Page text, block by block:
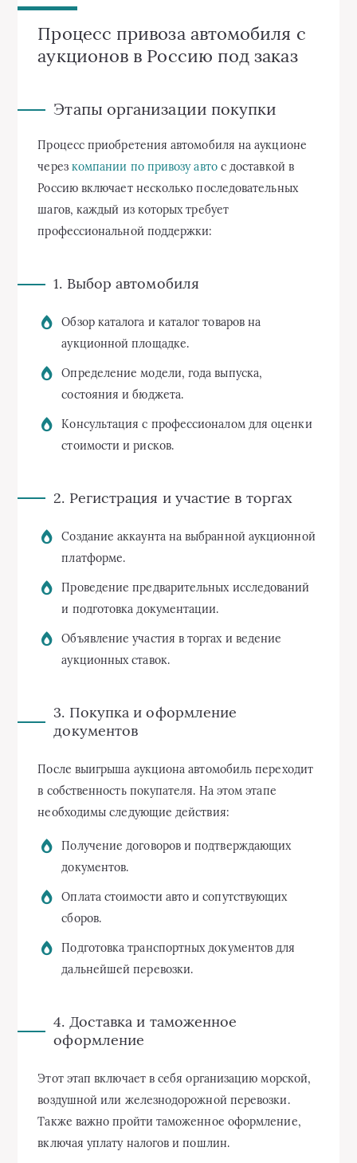
Процесс привоза автомобиля с
аукционов в Россию под заказ
Этапы организации покупки
Процесс приобретения автомобиля на аукционе
через компании по привозу автос доставкой в
Россию включает несколько последовательных
шагов, каждый из которых требует
профессиональной поддержки:
1. Выбор автомобиля
Обзор каталога и каталог товаров на
аукционной площадке.
Определение модели, года выпуска,
состояния и бюджета.
Консультация с профессионалом для оценки
стоимости и рисков.
2. Регистрация и участие в торгах
Создание аккаунта на выбранной аукционной
платформе.
Проведение предварительных исследований
и подготовка документации.
Объявление участия в торгах и ведение
аукционных ставок.
3. Покупка и оформление
документов
После выигрыша аукциона автомобиль переходит
в собственность покупателя. На этом этапе
необходимы следующие действия:
Получение договоров и подтверждающих
документов.
Оплата стоимости авто и сопутствующих
сборов.
Подготовка транспортных документов для
дальнейшей перевозки.
4. Доставка и таможенное
оформление
Этот этап включает в себя организацию морской,
воздушной или железнодорожной перевозки.
Также важно пройти таможенное оформление,
включая уплату налогов и пошлин.